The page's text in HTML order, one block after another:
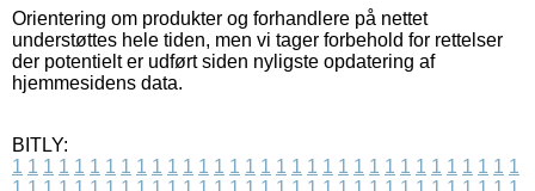
Orientering om produkter og forhandlere på nettet
understøttes hele tiden, men vi tager forbehold for rettelser
der potentielt er udført siden nyligste opdatering af
hjemmesidens data.
BITLY:
1 1 1 1 1 1 1 1 1 1 1 1 1 1 1 1 1 1 1 1 1 1 1 1 1 1 1 1 1 1 1 1 1